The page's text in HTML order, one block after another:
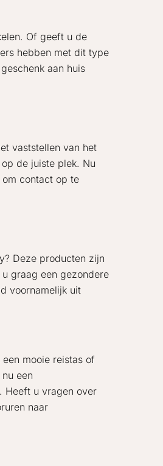
Of geeft u de
hebben met dit type
aan huis
vaststellen van het
de juiste plek. Nu
contact op te
Deze producten zijn
graag een gezondere
voornamelijk uit
mooie reistas of
een
Heeft u vragen over
naar